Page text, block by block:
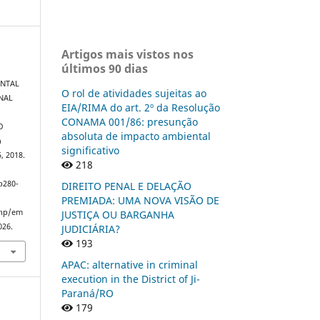
2018.
em
Artigos mais vistos nos
últimos 90 dias
O rol de atividades sujeitas ao
EIA/RIMA do art. 2º da Resolução
CONAMA 001/86: presunção
absoluta de impacto ambiental
significativo
218
DIREITO PENAL E DELAÇÃO
PREMIADA: UMA NOVA VISÃO DE
JUSTIÇA OU BARGANHA
JUDICIÁRIA?
193
APAC: alternative in criminal
execution in the District of Ji-
Paraná/RO
179